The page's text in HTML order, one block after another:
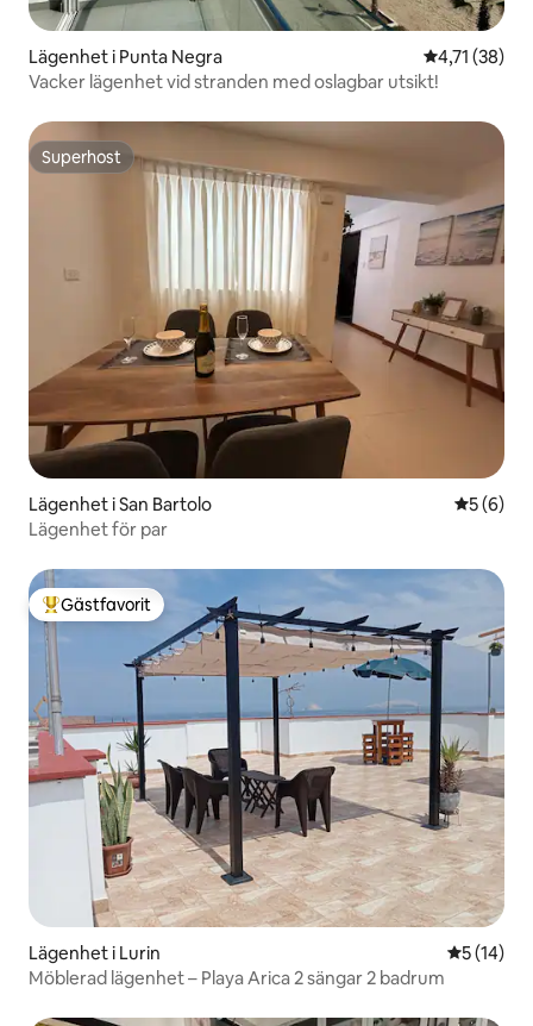
Lägenhet i Punta Negra 4,71 av 5 i
4,71 (38)
Vacker lägenhet vid stranden med oslagbar utsikt!
Superhost
Superhost
Lägenhet i San Bartolo 5 av 5 i
5 (6)
Lägenhet för par
Populär gästfavorit
Gästfavorit
Lägenhet i Lurin 5 av 5 i
5 (14)
Möblerad lägenhet – Playa Arica 2 sängar 2 badrum